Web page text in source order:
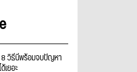
8 วิธีนี้พร้อมจบปัญหา
เยอะ